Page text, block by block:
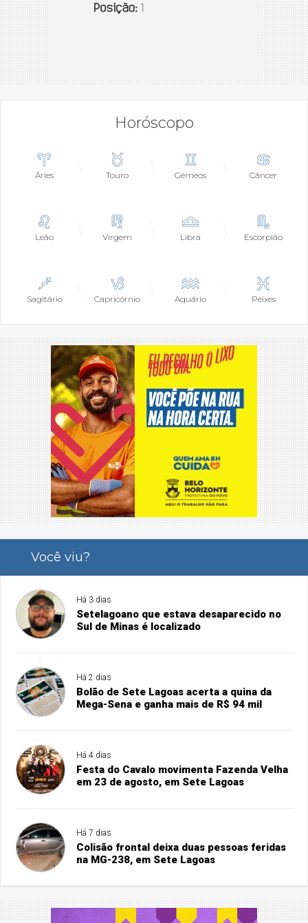
Horóscopo
Áries Touro Gêmeos Câncer
Leão Virgem Libra Escorpião
Sagitário Capricórnio Aquário Peixes
Você viu?
Há 3 dias
Setelagoano que estava desaparecido no
Sul de Minas é localizado
Há 2 dias
Bolão de Sete Lagoas acerta a quina da
Mega-Sena e ganha mais de R$ 94 mil
Há 4 dias
Festa do Cavalo movimenta Fazenda Velha
em 23 de agosto, em Sete Lagoas
Há 7 dias
Colisão frontal deixa duas pessoas feridas
na MG-238, em Sete Lagoas